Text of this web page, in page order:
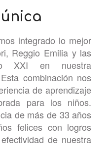
integrado lo mejor
Reggio Emilia y las
XXI en nuestra
combinación nos
de aprendizaje
para los niños.
de más de 33 años
felices con logros
de nuestra